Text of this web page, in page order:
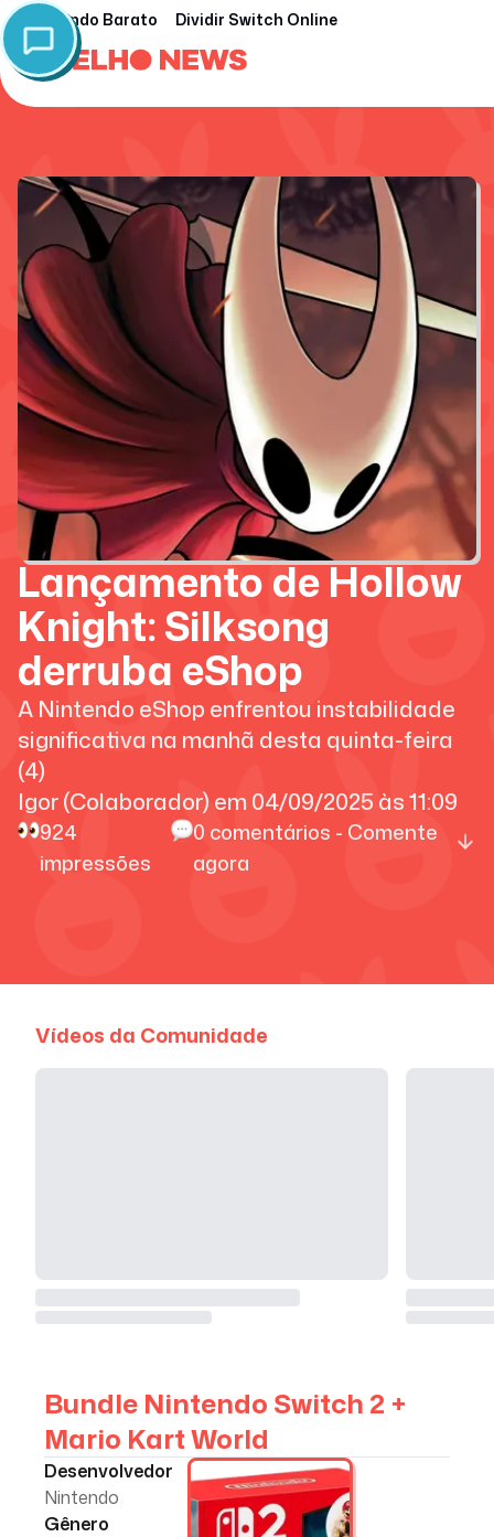
Nintendo Barato Dividir Switch Online
Lançamento de Hollow
Knight: Silksong
derruba eShop
A Nintendo eShop enfrentou instabilidade
significativa na manhã desta quinta-feira
(4)
Igor (Colaborador) em 04/09/2025 às11:09
924
impressões
0 comentários - Comente
agora
Vídeos da Comunidade
Bundle Nintendo Switch 2 +
Mario Kart World
Desenvolvedor
Nintendo
Gênero